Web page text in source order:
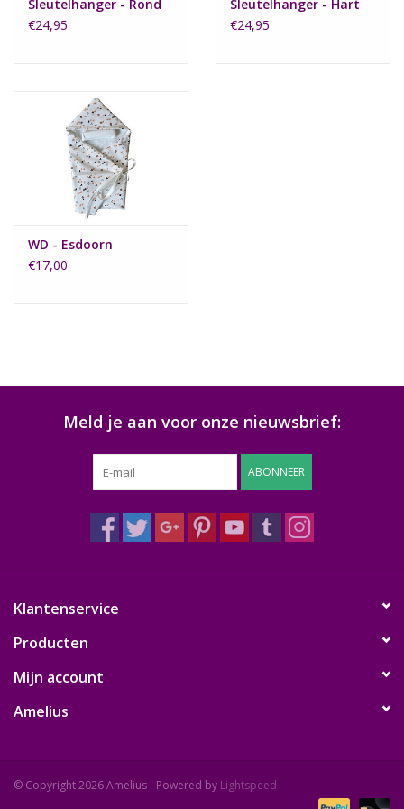
Sleutelhanger - Rond
€24,95
Sleutelhanger - Hart
€24,95
WD - Esdoorn
€17,00
Meld je aan voor onze nieuwsbrief:
ABONNEER
Klantenservice
Producten
Mijn account
Amelius
© Copyright 2026 Amelius - Powered by Lightspeed